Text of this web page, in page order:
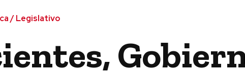
/ Legislativo